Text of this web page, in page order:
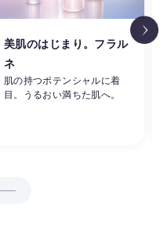
美肌のはじまり。フラル
ネ
肌の持つポテンシャルに着
目。うるおい満ちた肌へ。